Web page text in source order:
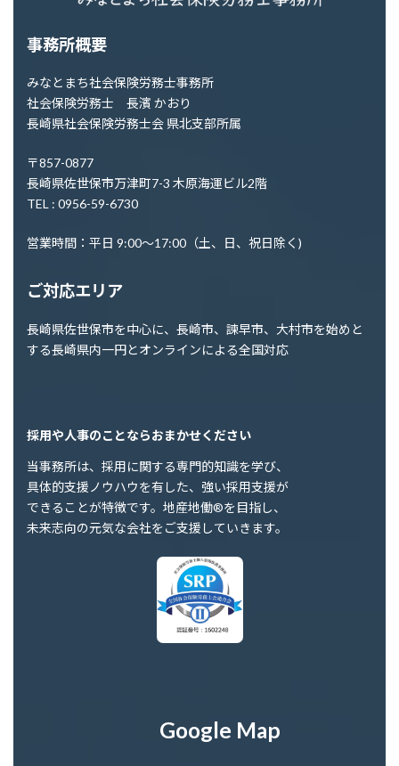
事務所概要
みなとまち社会保険労務士事務所
社会保険労務士 長濱 かおり
長崎県社会保険労務士会 県北支部所属
〒857-0877
長崎県佐世保市万津町7-3 木原海運ビル2階
TEL : 0956-59-6730
営業時間：平日 9:00～17:00（土、日、祝日除く)
ご対応エリア
長崎県佐世保市を中心に、長崎市、諫早市、大村市を始めと
する長崎県内一円とオンラインによる全国対応
採用や人事のことならおまかせください
当事務所は、採用に関する専門的知識を学び、
具体的支援ノウハウを有した、強い採用支援が
できることが特徴です。地産地働®を目指し、
未来志向の元気な会社をご支援していきます。
Google Map